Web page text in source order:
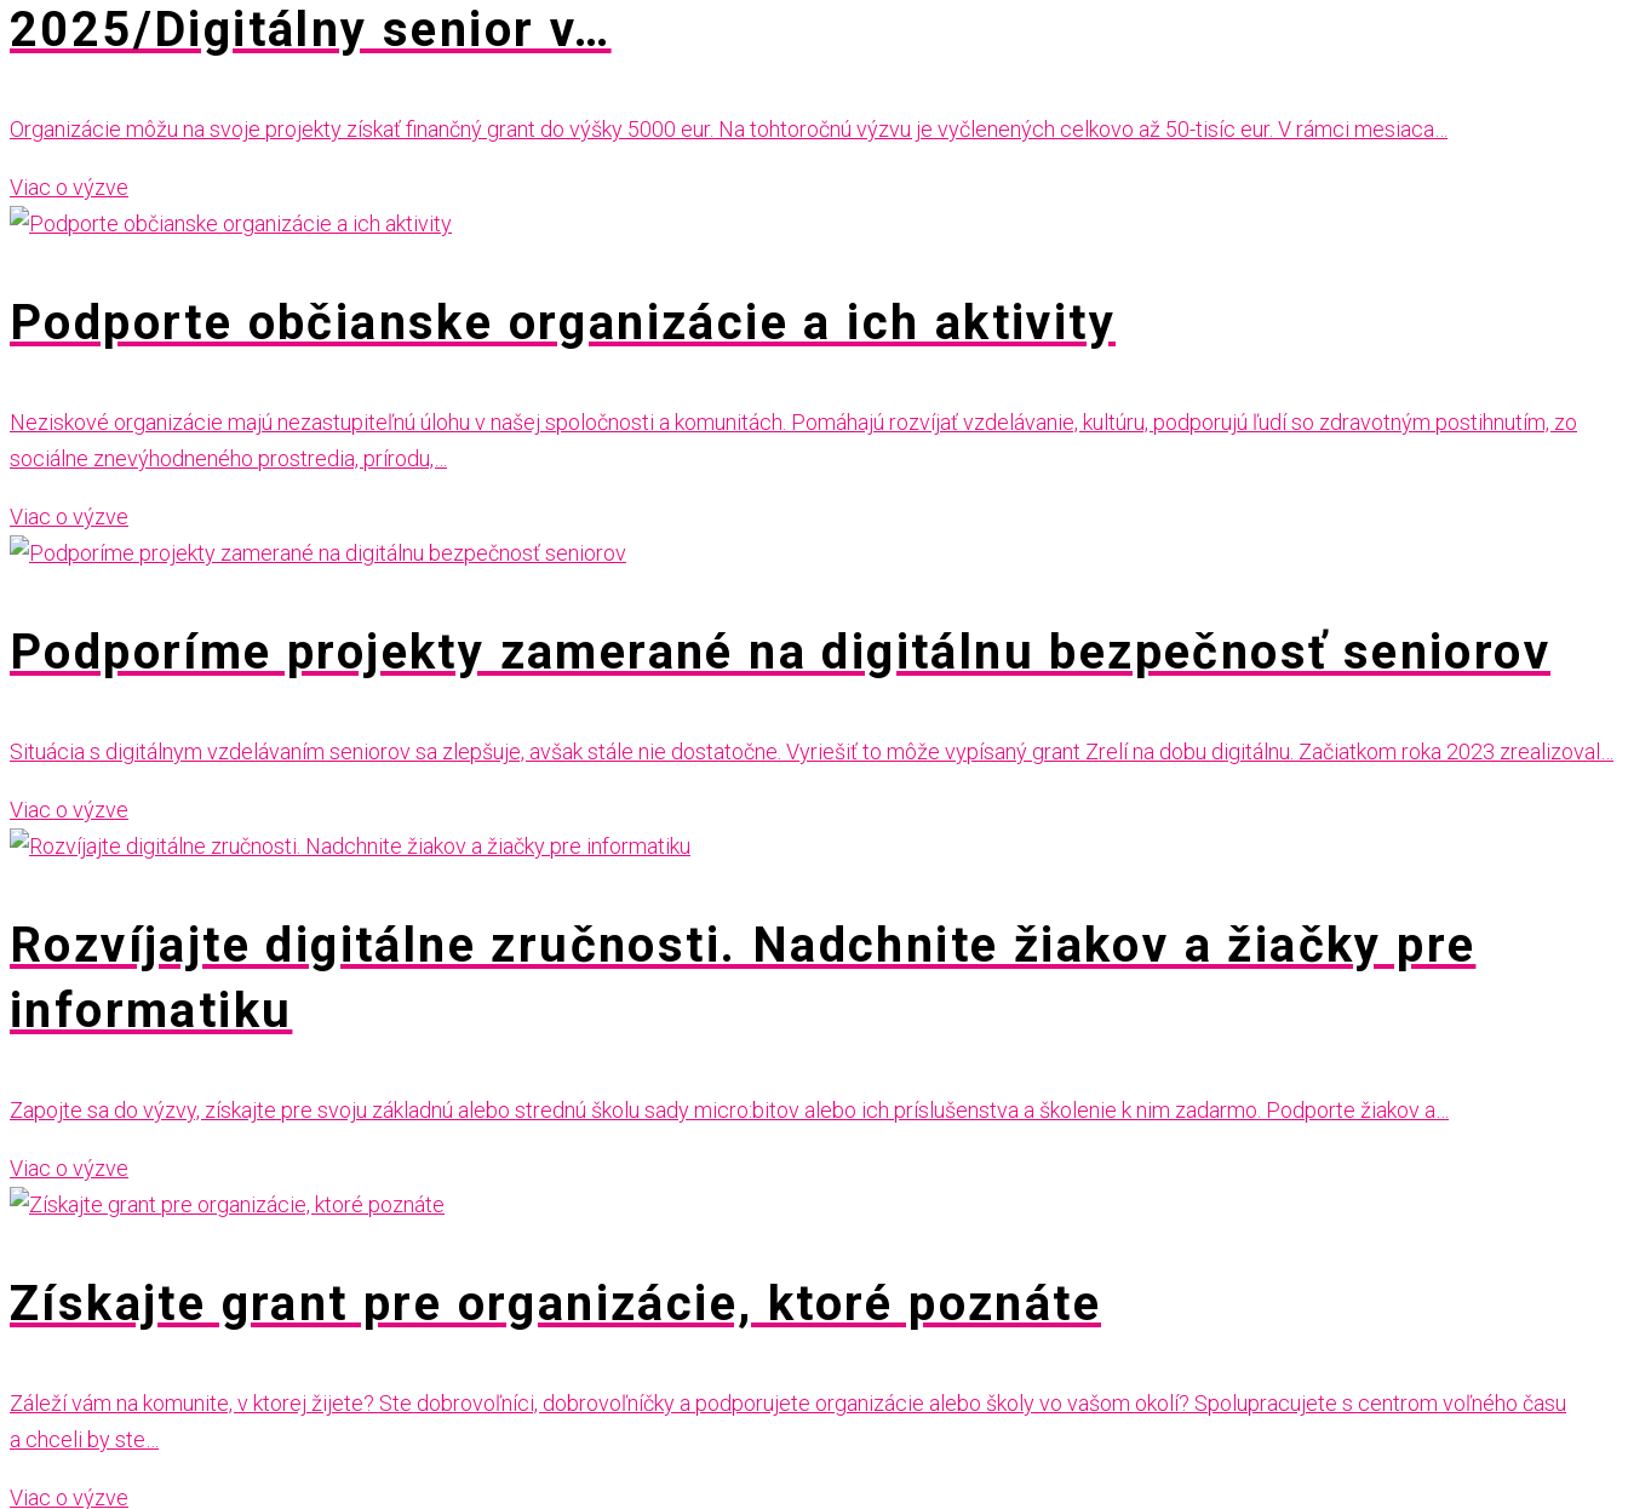
2025/Digitálny senior v…
Organizácie môžu na svoje projekty získať finančný grant do výšky 5000 eur. Na tohtoročnú výzvu je vyčlenených celkovo až 50-tisíc eur. V rámci mesiaca…
Viac o výzve
Podporte občianske organizácie a ich aktivity
Neziskové organizácie majú nezastupiteľnú úlohu v našej spoločnosti a komunitách. Pomáhajú rozvíjať vzdelávanie, kultúru, podporujú ľudí so zdravotným postihnutím, zo
sociálne znevýhodneného prostredia, prírodu,…
Viac o výzve
Podporíme projekty zamerané na digitálnu bezpečnosť seniorov
Situácia s digitálnym vzdelávaním seniorov sa zlepšuje, avšak stále nie dostatočne. Vyriešiť to môže vypísaný grant Zrelí na dobu digitálnu. Začiatkom roka 2023 zrealizoval…
Viac o výzve
Rozvíjajte digitálne zručnosti. Nadchnite žiakov a žiačky pre
informatiku
Zapojte sa do výzvy, získajte pre svoju základnú alebo strednú školu sady micro:bitov alebo ich príslušenstva a školenie k nim zadarmo. Podporte žiakov a…
Viac o výzve
Získajte grant pre organizácie, ktoré poznáte
Záleží vám na komunite, v ktorej žijete? Ste dobrovoľníci, dobrovoľníčky a podporujete organizácie alebo školy vo vašom okolí? Spolupracujete s centrom voľného času
a chceli by ste…
Viac o výzve